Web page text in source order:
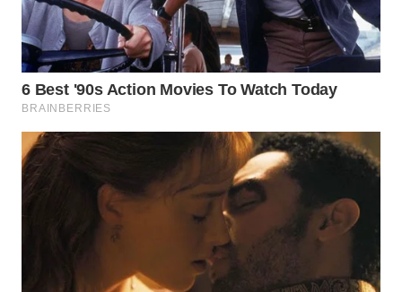
ADVOKAT
WAHANA
INFRASTRUKTUR
KONSUMEN